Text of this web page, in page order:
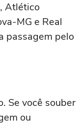
Atlético
MG e Real
passagem pelo
Se você souber
ou